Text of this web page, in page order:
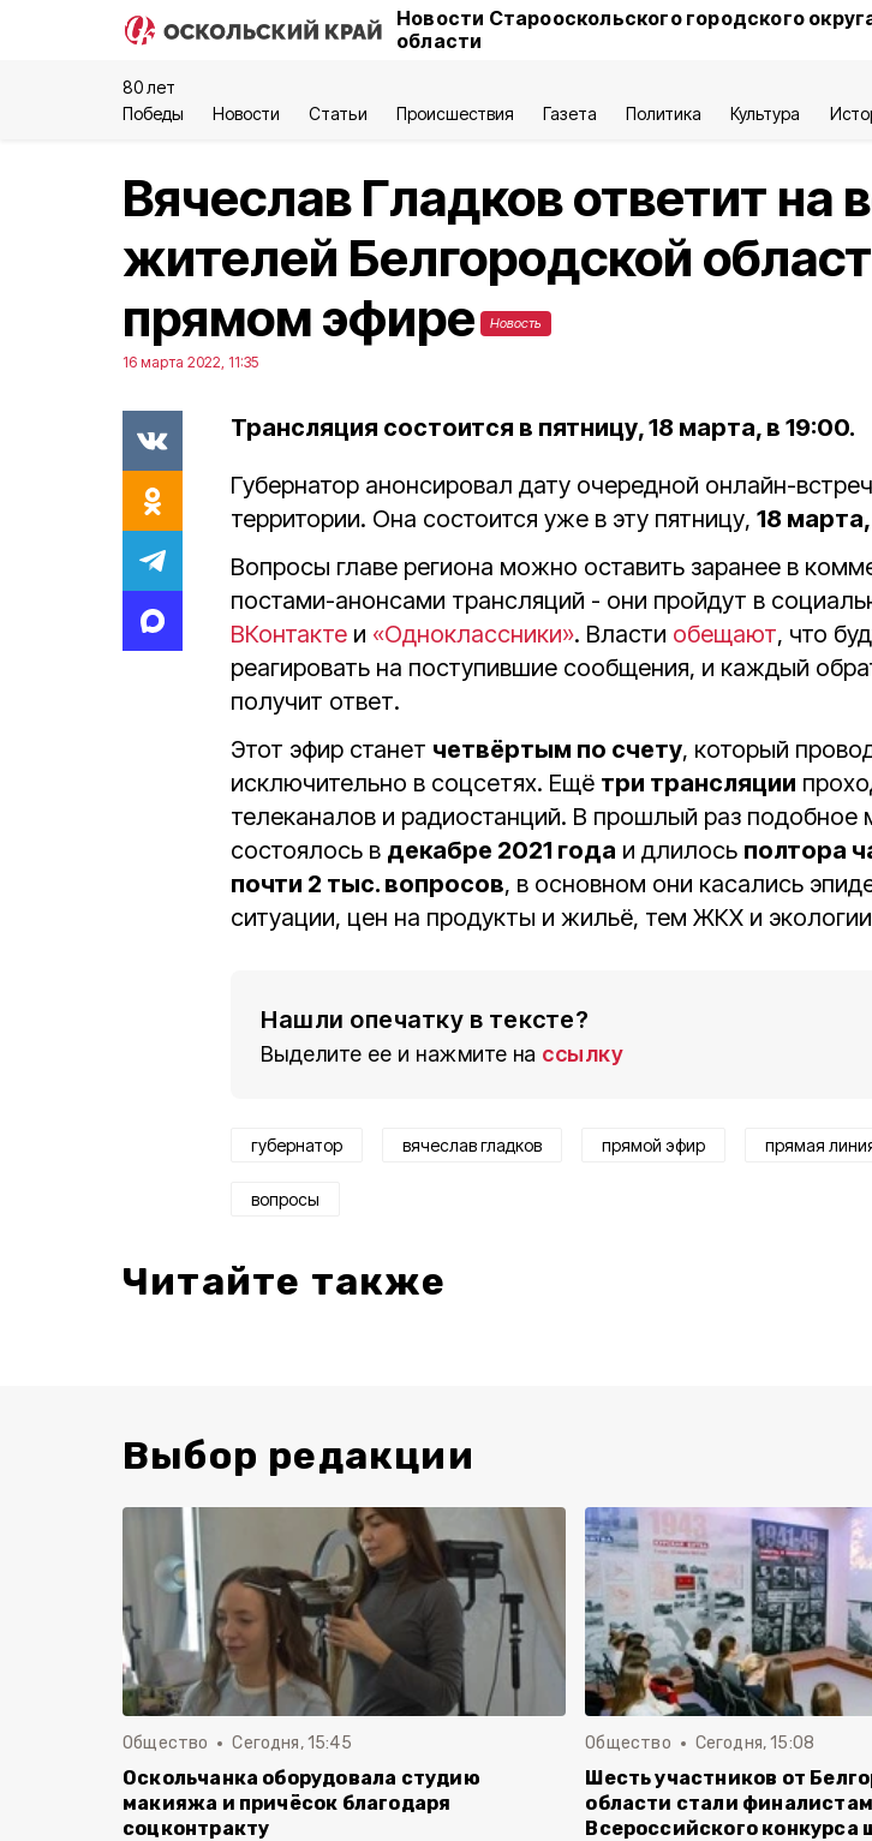
Новости Старооскольского городского
области
80 лет
Победы
Новости Статьи Происшествия Газета Политика Культура
Вячеслав Гладков ответит на
жителей Белгородской
прямом эфире
Новость
16 марта 2022, 11:35
Трансляция состоится в пятницу, 18 марта, в 19:00.
Губернатор анонсировал дату очередной онлайн-
территории. Она состоится уже в эту пятницу, 18
Вопросы главе региона можно оставить заранее в
постами-анонсами трансляций - они пройдут в
ВКонтакте и «Одноклассники». Власти обещают, что
реагировать на поступившие сообщения, и каждый
получит ответ.
Этот эфир станет четвёртым по счету, который
исключительно в соцсетях. Ещё три трансляции
телеканалов и радиостанций. В прошлый раз подобное
состоялось в декабре 2021 года и длилось полтора
почти 2 тыс. вопросов, в основном они касались
ситуации, цен на продукты и жильё, тем ЖКХ и
Нашли опечатку в тексте?
Выделите ее и нажмите на ссылку
губернатор вячеслав гладков прямой эфир прямая
вопросы
Читайте также
Выбор редакции
Общество Сегодня, 15:45
Оскольчанка оборудовала студию
макияжа и причёсок благодаря
соцконтракту
Общество Сегодня, 15:08
Шесть участников от
области стали
Всероссийского конкурса